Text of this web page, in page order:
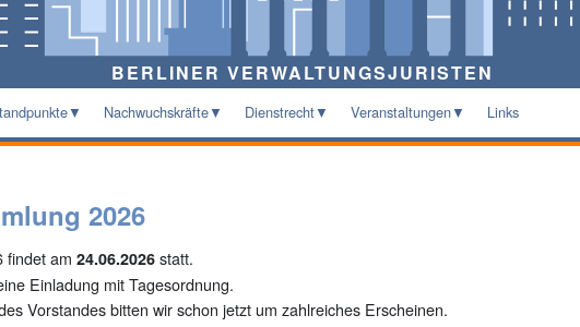
BERLINER VERWALTUNGSJURISTEN
Nachwuchskräfte Dienstrecht Veranstaltungen Links
2026
findet am 24.06.2026 statt.
Einladung mit Tagesordnung.
Vorstandes bitten wir schon jetzt um zahlreiches Erscheinen.